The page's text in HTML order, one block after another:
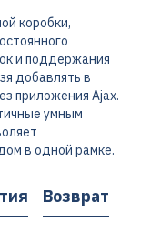
коробки,
и поддержания
добавлять в
приложения Ajax.
умным
в одной рамке.
Возврат